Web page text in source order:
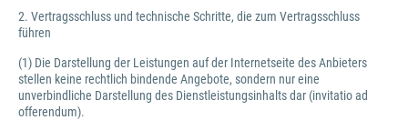
2. Vertragsschluss und technische Schritte, die zum Vertragsschluss
führen
(1) Die Darstellung der Leistungen auf der Internetseite des Anbieters
stellen keine rechtlich bindende Angebote, sondern nur eine
unverbindliche Darstellung des Dienstleistungsinhalts dar (invitatio ad
offerendum).